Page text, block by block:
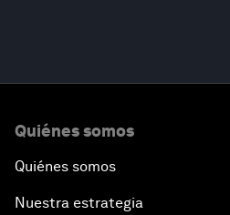
Quiénes somos
Quiénes somos
Nuestra estrategia